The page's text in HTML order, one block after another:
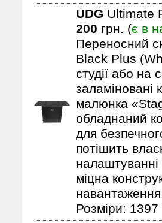
UDG Ultimate
200 грн. (є в
Переносний
Black Plus
студії або на
заламіновані
малюнка
обладнаний
для
потішить
міцна
Розміри: